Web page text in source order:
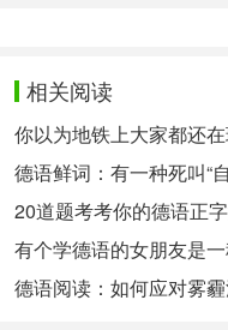
人们对狗可以进行长
了解。狗是一种动物
语中也有很多不含感
如：
Hunde, die viel
咬人。）
相关阅读
你以为地铁上大家都还
德语鲜词：有一种死叫“
20道题考考你的德语正
有个学德语的女朋友是
德语阅读：如何应对雾